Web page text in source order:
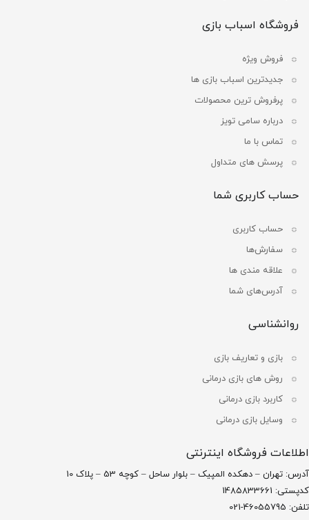
فروشگاه اسباب بازی
فروش ویژه
جدیدترین اسباب بازی ها
پرفروش ترین محصولات
درباره سامی تویز
تماس با ما
پرسش های متداول
حساب کاربری شما
حساب کاربری
سفارش‌ها
علاقه مندی ها
آدرس‌های شما
روانشناسی
بازی و تعاریف بازی
روش های بازی درمانی
کاربرد بازی درمانی
وسایل بازی درمانی
اطلاعات فروشگاه اینترنتی
آدرس: تهران – دهکده المپیک – بلوار ساحل – کوچه 53 – پلاک 10
کدپستی: 1485833661
تلفن: 46055795-021